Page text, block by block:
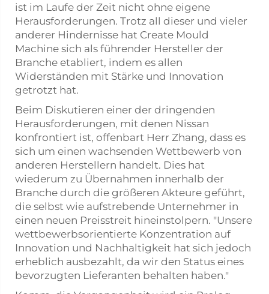
ist im Laufe der Zeit nicht ohne eigene
Herausforderungen. Trotz all dieser und vieler
anderer Hindernisse hat Create Mould
Machine sich als führender Hersteller der
Branche etabliert, indem es allen
Widerständen mit Stärke und Innovation
getrotzt hat.
Beim Diskutieren einer der dringenden
Herausforderungen, mit denen Nissan
konfrontiert ist, offenbart Herr Zhang, dass es
sich um einen wachsenden Wettbewerb von
anderen Herstellern handelt. Dies hat
wiederum zu Übernahmen innerhalb der
Branche durch die größeren Akteure geführt,
die selbst wie aufstrebende Unternehmer in
einen neuen Preisstreit hineinstolpern. "Unsere
wettbewerbsorientierte Konzentration auf
Innovation und Nachhaltigkeit hat sich jedoch
erheblich ausbezahlt, da wir den Status eines
bevorzugten Lieferanten behalten haben."